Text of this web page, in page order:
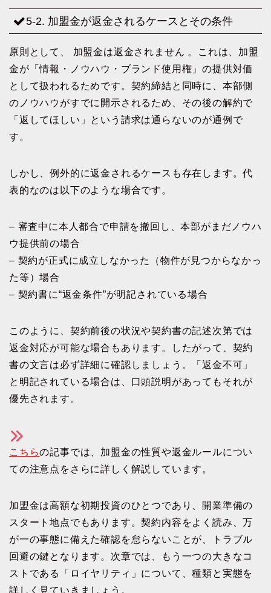
5-2. 加盟金が返金されるケースとその条件
原則として、 加盟金は返金されません 。これは、加盟
金が「情報・ノウハウ・ブランド使用権」の提供対価
として扱われるためです。契約締結と同時に、本部側
のノウハウがすでに開示されるため、その後の解約で
「返してほしい」という請求は通らないのが通例で
す。
しかし、例外的に返金されるケースも存在します。代
表的なのは以下のような場合です。
– 審査中に本人都合で申請を撤回し、本部がまだノウハ
ウ提供前の場合
– 契約が正式に成立しなかった（物件が見つからなかっ
た等）場合
– 契約書に“返金条件”が明記されている場合
このように、契約前後の状況や契約書の記述次第では
返金対応が可能な場合もあります。したがって、契約
書の文言は必ず詳細に確認しましょう。「返金不可」
と明記されている場合は、口頭説明があってもそれが
優先されます。
こちらの記事では、加盟金の性質や返金ルールについ
ての注意点をさらに詳しく解説しています。
加盟金は高額な初期投資のひとつであり、開業準備の
スタート地点でもあります。契約内容をよく読み、万
が一の事態に備えた確認を怠らないことが、トラブル
回避の鍵となります。次章では、もう一つの大きなコ
ストである「ロイヤリティ」について、種類と実態を
詳しく見ていきましょう。